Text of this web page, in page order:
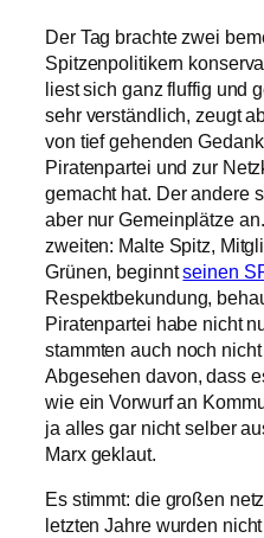
Der Tag brachte zwei
Spitzenpolitikern
liest sich ganz fluffig und
sehr verständlich, zeugt
von tief gehenden
Piratenpartei und zur
gemacht hat. Der andere
aber nur Gemeinplätze
zweiten: Malte Spitz,
Grünen, beginntseinen
Respektbekundung,
Piratenpartei habe nicht
stammten auch noch
Abgesehen davon, dass
wie ein Vorwurf an
ja alles gar nicht selber
Marx geklaut.
Es stimmt: die großen
letzten Jahre wurden